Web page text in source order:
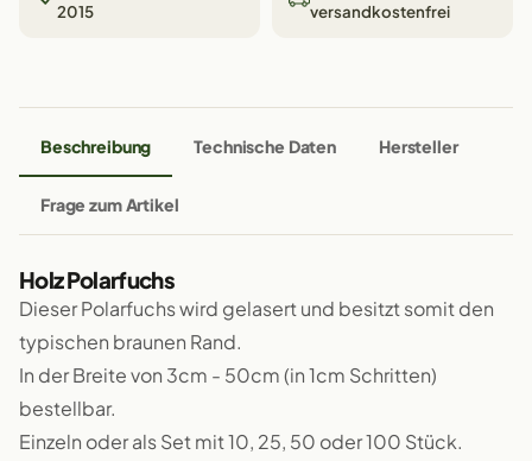
2015
versandkostenfrei
Beschreibung Technische Daten Hersteller
Frage zum Artikel
Holz Polarfuchs
Dieser Polarfuchs wird gelasert und besitzt somit den
typischen braunen Rand.
In der Breite von 3cm - 50cm (in 1cm Schritten)
bestellbar.
Einzeln oder als Set mit 10, 25, 50 oder 100 Stück.